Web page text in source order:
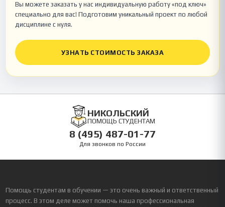
Вы можете заказать у нас индивидуальную работу «под ключ»
специально для вас! Подготовим уникальный проект по любой
дисциплине с нуля.
УЗНАТЬ СТОИМОСТЬ ЗАКАЗА
НИКОЛЬСКИЙ
ПОМОЩЬ СТУДЕНТАМ
8 (495) 487-01-77
Для звонков по России
Помощь студентам в обучении — это очень важный и ответственный
процесс. В этом деле может помочь наша профессиональная